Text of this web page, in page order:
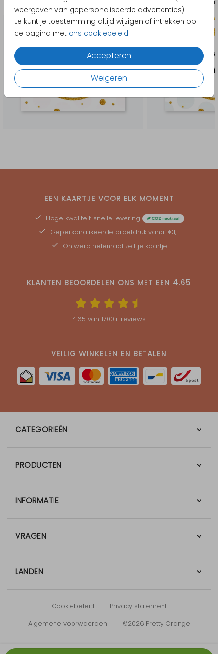
weergeven van gepersonaliseerde advertenties).
Je kunt je toestemming altijd wijzigen of intrekken op
de pagina met ons cookiebeleid.
Accepteren
Weigeren
Uitnodiging kinderverjaardag Uitnodiging
EEN KAARTJE VOOR ELK MOMENT
Hoge kwaliteit, snelle levering
Gepersonaliseerde proefdruk vanaf €1,-
Ontwerp helemaal zelf je kaartje
KLANTEN BEOORDELEN ONS MET EEN 4.65
4.65 van 1700+ reviews
VEILIG WINKELEN EN BETALEN
CATEGORIEËN
PRODUCTEN
INFORMATIE
VRAGEN
LANDEN
Cookiebeleid
Privacy statement
Algemene voorwaarden
©2026 Pretty Orange